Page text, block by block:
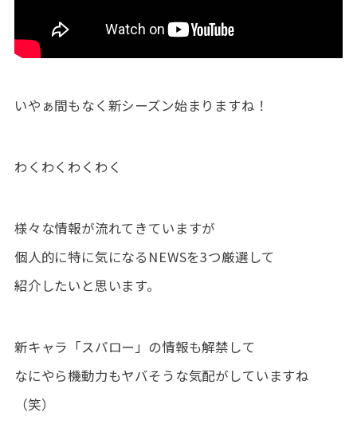
いやぁ間もなく新シーズン始まりますね！
わくわくわくわく
様々な情報が流れてきていますが
個人的に特に気になるNEWSを3つ厳選して
紹介したいと思います。
新キャラ「スパロー」の情報も解禁して
なにやら機動力もヤバそうな気配がしていますね
（笑）